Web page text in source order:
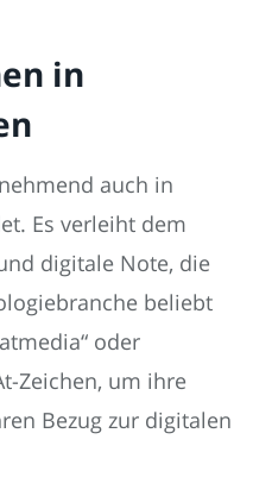
in
auch in
Es verleiht dem
digitale Note, die
beliebt
oder
Zeichen, um ihre
Bezug zur digitalen